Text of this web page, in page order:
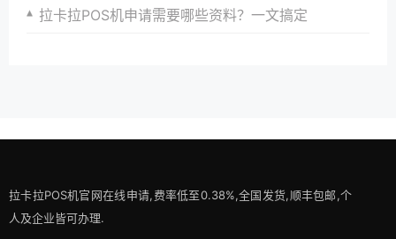
拉卡拉POS机申请需要哪些资料？一文搞定
拉卡拉POS机官网在线申请,费率低至0.38%,全国发货,顺丰包邮,个
人及企业皆可办理.